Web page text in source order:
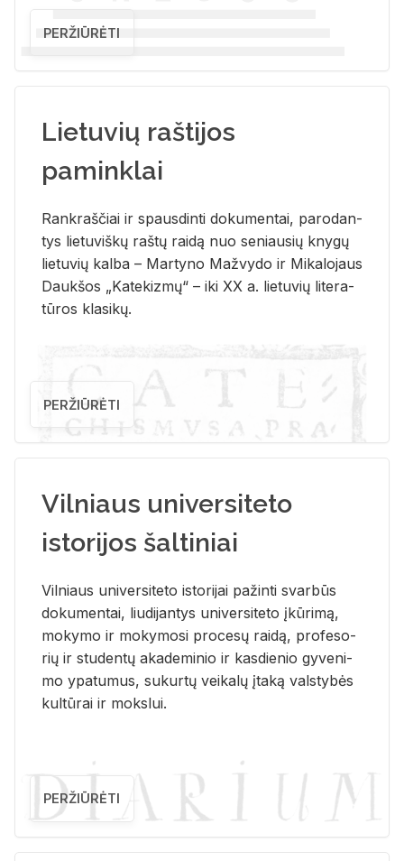
PERŽIŪRĖTI
Lietuvių raštijos
paminklai
Rank­raš­čiai ir spaus­din­ti do­ku­men­tai, pa­ro­dan­
tys lie­tu­viš­kų raš­tų rai­dą nuo se­niau­sių kny­gų
lie­tu­vių kal­ba – Mar­ty­no Ma­žvy­do ir Mi­ka­lo­jaus
Dauk­šos „Ka­te­kiz­mų“ – iki XX a. lie­tu­vių li­te­ra­
tū­ros kla­si­kų.
PERŽIŪRĖTI
Vilniaus universiteto
istorijos šaltiniai
Vil­niaus uni­ver­si­te­to is­to­ri­jai pa­žin­ti svar­būs
do­ku­men­tai, liu­di­jan­tys uni­ver­si­te­to įkū­ri­mą,
mo­ky­mo ir mo­ky­mo­si pro­ce­sų rai­dą, pro­fe­so­
rių ir stu­den­tų aka­de­mi­nio ir kas­die­nio gy­ve­ni­
mo ypa­tu­mus, su­kur­tų vei­ka­lų įta­ką vals­ty­bės
kul­tū­rai ir moks­lui.
PERŽIŪRĖTI